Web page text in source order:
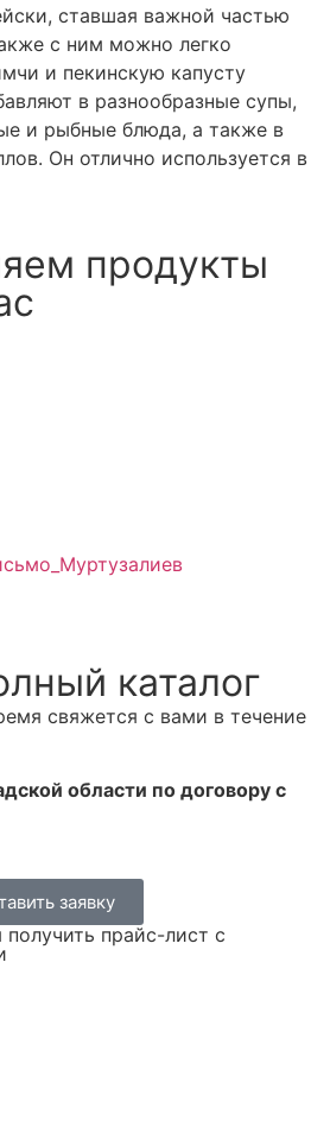
ставшая важной частью
с ним можно легко
и пекинскую капусту
в разнообразные супы,
и рыбные блюда, а также в
Он отлично используется в
продукты
каталог
свяжется с вами в течение
области по договору с
заявку
получить прайс-лист с